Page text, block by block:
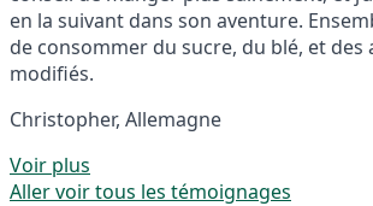
en la suivant dans son aventure.
de consommer du sucre, du blé, et des
modifiés.
Christopher, Allemagne
Voir plus
Aller voir tous les témoignages